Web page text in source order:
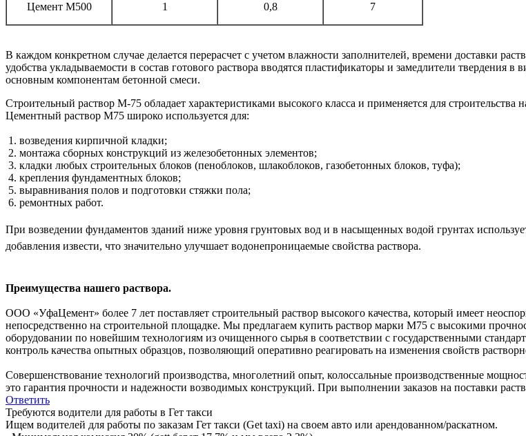
Цемент М500 1 0,8 7
В каждом конкретном случае делается перерасчет с учетом влажности заполнителей, времени доставки
удобства укладываемости в состав готового раствора вводятся пластификаторы и замедлители
основным компонентам бетонной смеси.
Строительный раствор М-75 обладает характеристиками высокого класса и применяется для
Цементный раствор М75 широко используется для:
1. возведения кирпичной кладки;
2. монтажа сборных конструкций из железобетонных элементов;
3. кладки любых строительных блоков (пеноблоков, шлакоблоков, газобетонных блоков, туфа);
4. крепления фундаментных блоков;
5. выравнивания полов и подготовки стяжки пола;
6. ремонтных работ.
При возведении фундаментов зданий ниже уровня грунтовых вод и в насыщенных водой грунтах
добавления извести, что значительно улучшает водонепроницаемые свойства раствора.
Преимущества нашего раствора.
ООО «УфаЦемент» более 7 лет поставляет строительный раствор высокого качества, который имеет
непосредственно на строительной площадке. Мы предлагаем купить раствор марки М75 с высокими
оборудовании по новейшим технологиям из очищенного сырья в соответствии с государственными
контроль качества опытных образцов, позволяющий оперативно реагировать на изменения свойств
Совершенствование технологий производства, многолетний опыт, колоссальные производственные
это гарантия прочности и надежности возводимых конструкций. При выполнении заказов на поставки
Ответить
Требуются водители для работы в Гет такси
Ищем водителей для работы по заказам Гет такси (Get taxi) на своем авто или арендованном/раскатном.